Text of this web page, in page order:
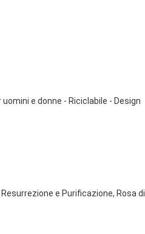
e donne - Riciclabile - Design
e Purificazione, Rosa di